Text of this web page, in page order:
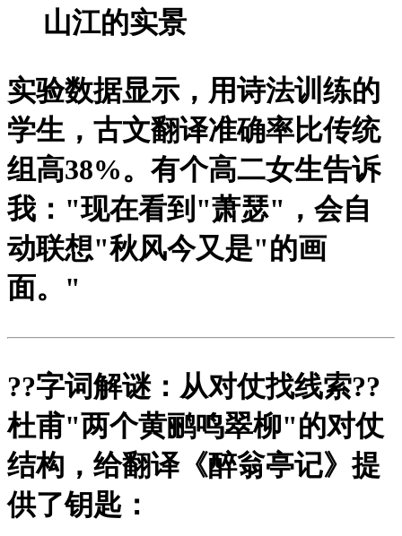
山江的实景
实验数据显示，用诗法训练的
学生，古文翻译准确率比传统
组高38%。有个高二女生告诉
我："现在看到"萧瑟"，会自
动联想"秋风今又是"的画
面。"
??字词解谜：从对仗找线索??
杜甫"两个黄鹂鸣翠柳"的对仗
结构，给翻译《醉翁亭记》提
供了钥匙：